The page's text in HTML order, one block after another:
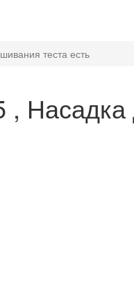
теста есть
, Насадка